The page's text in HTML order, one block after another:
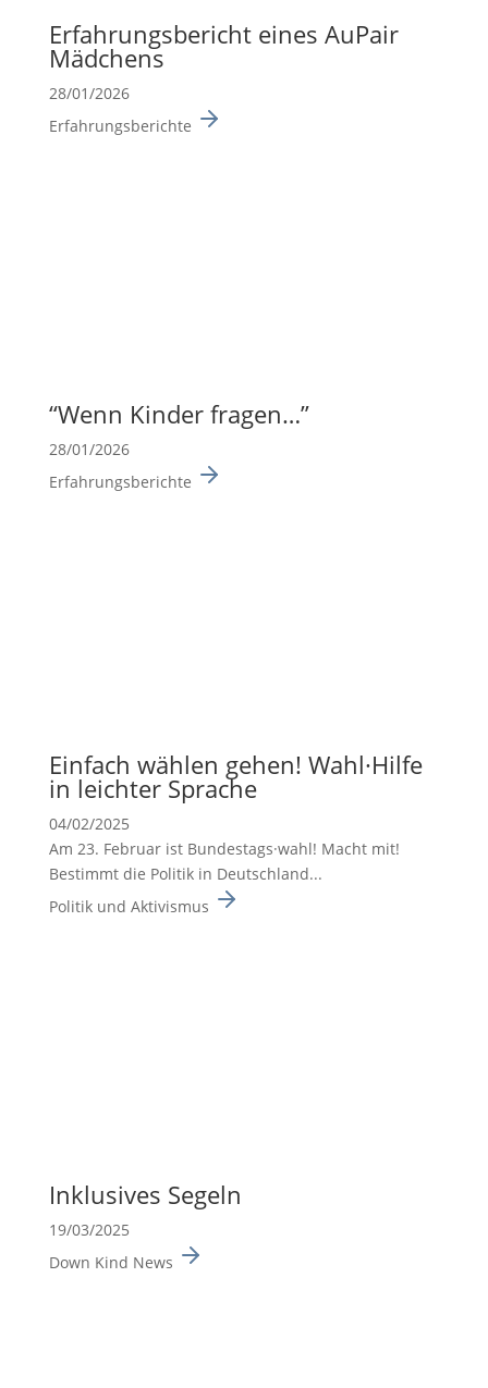
Erfah­rungs­be­richt eines AuPair
Mädchens
28/01/2026
Erfahrungsberichte
“Wenn Kinder fragen…”
28/01/2026
Erfahrungsberichte
Einfach wählen gehen! Wahl·Hilfe
in leichter Sprache
04/02/2025
Am 23. Februar ist Bundes­tags·wahl! Macht mit!
Bestimmt die Politik in Deutsch­land...
Politik und Aktivismus
Inklu­sives Segeln
19/03/2025
Down Kind News